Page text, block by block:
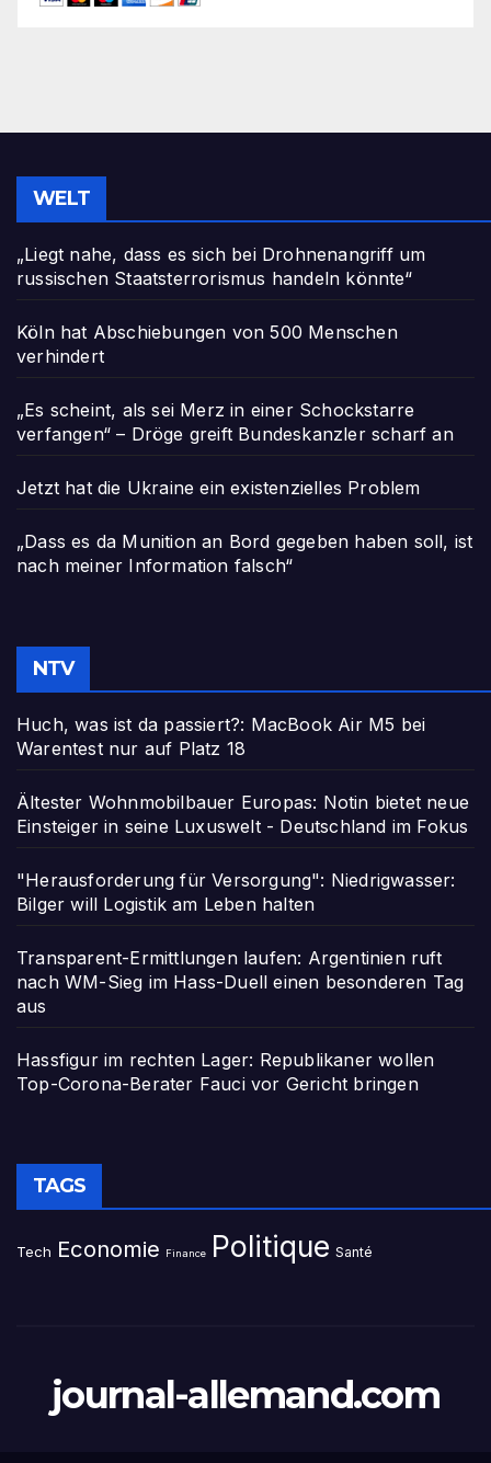
WELT
„Liegt nahe, dass es sich bei Drohnenangriff um
russischen Staatsterrorismus handeln könnte“
Köln hat Abschiebungen von 500 Menschen
verhindert
„Es scheint, als sei Merz in einer Schockstarre
verfangen“ – Dröge greift Bundeskanzler scharf an
Jetzt hat die Ukraine ein existenzielles Problem
„Dass es da Munition an Bord gegeben haben soll, ist
nach meiner Information falsch“
NTV
Huch, was ist da passiert?: MacBook Air M5 bei
Warentest nur auf Platz 18
Ältester Wohnmobilbauer Europas: Notin bietet neue
Einsteiger in seine Luxuswelt - Deutschland im Fokus
"Herausforderung für Versorgung": Niedrigwasser:
Bilger will Logistik am Leben halten
Transparent-Ermittlungen laufen: Argentinien ruft
nach WM-Sieg im Hass-Duell einen besonderen Tag
aus
Hassfigur im rechten Lager: Republikaner wollen
Top-Corona-Berater Fauci vor Gericht bringen
TAGS
Tech Economie Finance Politique Santé
journal-allemand.com